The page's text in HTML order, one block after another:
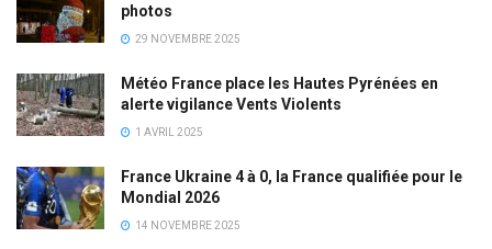
photos
29 NOVEMBRE 2025
Météo France place les Hautes Pyrénées en
alerte vigilance Vents Violents
1 AVRIL 2025
France Ukraine 4 à 0, la France qualifiée pour le
Mondial 2026
14 NOVEMBRE 2025